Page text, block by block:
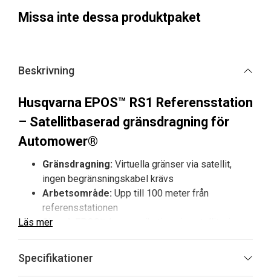
Missa inte dessa produktpaket
Beskrivning
Husqvarna EPOS™ RS1 Referensstation
– Satellitbaserad gränsdragning för
Automower®
Gränsdragning: Virtuella gränser via satellit,
ingen begränsningskabel krävs
Arbetsområde: Upp till 100 meter från
referensstationen
Signal:
beroende av Wi-Fi eller mobilnät
Användningsområde:
Läs mer
Specifikationer